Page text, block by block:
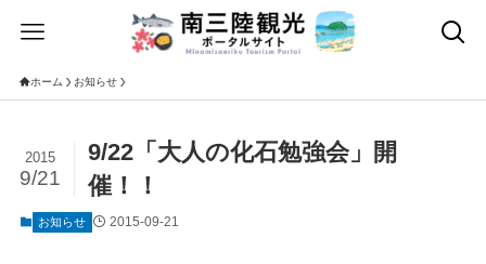
ホーム お知らせ
9/22「大人の化石勉強会」開
催！！
2015
9/21
お知らせ 2015-09-21